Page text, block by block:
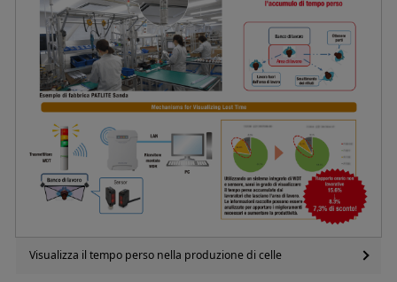
Visualizza il tempo perso nella produzione di celle